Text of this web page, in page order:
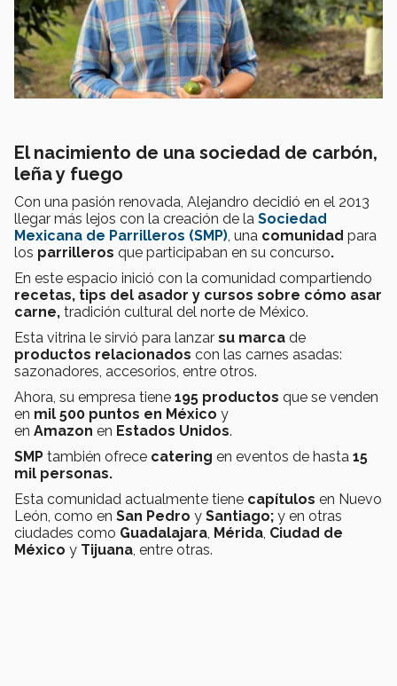
El nacimiento de una sociedad de carbón,
leña y fuego
Con una pasión renovada, Alejandro decidió en el 2013
llegar más lejos con la creación de la Sociedad
Mexicana de Parrilleros (SMP), una comunidad para
los parrilleros que participaban en su concurso.
En este espacio inició con la comunidad compartiendo
recetas, tips del asador y cursos sobre cómo asar
carne, tradición cultural del norte de México.
Esta vitrina le sirvió para lanzar su marca de
productos relacionados con las carnes asadas:
sazonadores, accesorios, entre otros.
Ahora, su empresa tiene 195 productos que se venden
en mil 500 puntos en México y
en Amazon en Estados Unidos.
SMP también ofrece catering en eventos de hasta 15
mil personas.
Esta comunidad actualmente tiene capítulos en Nuevo
León, como en San Pedro y Santiago; y en otras
ciudades como Guadalajara, Mérida, Ciudad de
México y Tijuana, entre otras.